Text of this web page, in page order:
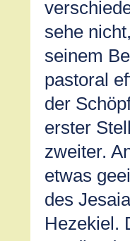
sehe
seinem
pastoral
der
erster
zweiter.
etwas
des
Hezekiel.